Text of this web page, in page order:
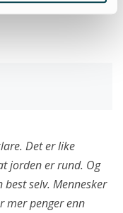
Det er like
jorden er rund. Og
selv. Mennesker
mer penger enn